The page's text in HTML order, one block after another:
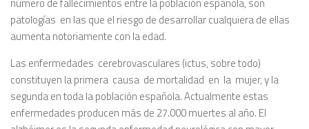
número de fallecimientos entre la población española, son
patologías en las que el riesgo de desarrollar cualquiera de ellas
aumenta notoriamente con la edad.
Las enfermedades cerebrovasculares (ictus, sobre todo)
constituyen la primera causa de mortalidad en la mujer, y la
segunda en toda la población española. Actualmente estas
enfermedades producen más de 27.000 muertes al año. El